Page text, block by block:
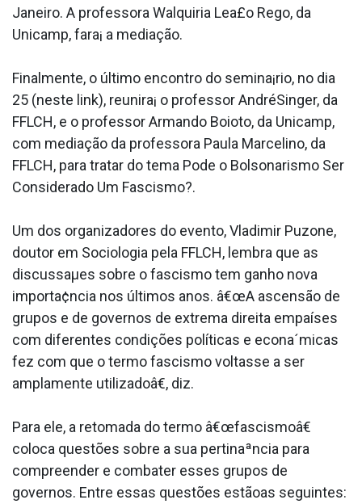
Janeiro. A professora Walquiria Lea£o Rego, da
Unicamp, fara¡ a mediação.
Finalmente, o último encontro do semina¡rio, no dia
25 (neste link), reunira¡ o professor AndréSinger, da
FFLCH, e o professor Armando Boioto, da Unicamp,
com mediação da professora Paula Marcelino, da
FFLCH, para tratar do tema Pode o Bolsonarismo Ser
Considerado Um Fascismo?.
Um dos organizadores do evento, Vladimir Puzone,
doutor em Sociologia pela FFLCH, lembra que as
discussaµes sobre o fascismo tem ganho nova
importa¢ncia nos últimos anos. â€œA ascensão de
grupos e de governos de extrema direita empaíses
com diferentes condições políticas e econa´micas
fez com que o termo fascismo voltasse a ser
amplamente utilizadoâ€, diz.
Para ele, a retomada do termo â€œfascismoâ€
coloca questões sobre a sua pertinaªncia para
compreender e combater esses grupos de
governos. Entre essas questões estãoas seguintes: